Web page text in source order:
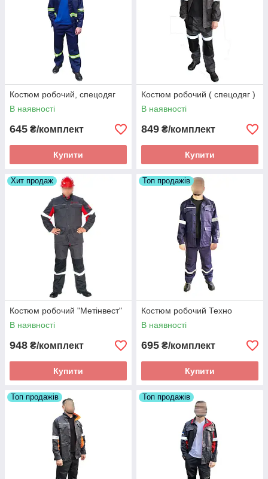
Костюм робочий, спецодяг
В наявності
645 ₴/комплект
Купити
Костюм робочий ( спецодяг )
В наявності
849 ₴/комплект
Купити
Хит продаж
Костюм робочий "Метінвест"
В наявності
948 ₴/комплект
Купити
Топ продажів
Костюм робочий Техно
В наявності
695 ₴/комплект
Купити
Топ продажів Топ продажів